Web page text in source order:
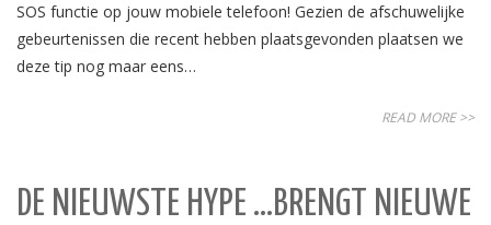
SOS functie op jouw mobiele telefoon! Gezien de afschuwelijke
gebeurtenissen die recent hebben plaatsgevonden plaatsen we
deze tip nog maar eens…
READ MORE >>
DE NIEUWSTE HYPE …BRENGT NIEUWE